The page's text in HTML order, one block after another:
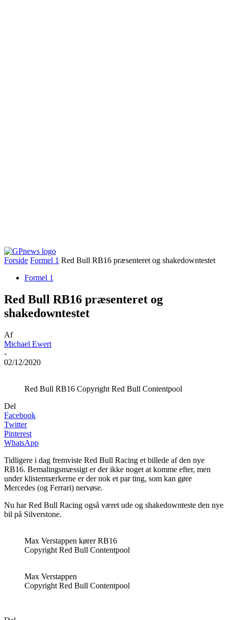
Forside Formel 1 Red Bull RB16 præsenteret og shakedowntestet
Formel 1
Red Bull RB16 præsenteret og
shakedowntestet
Af
Michael Ewert
-
02/12/2020
Red Bull RB16 Copyright Red Bull Contentpool
Del
Facebook
Twitter
Pinterest
WhatsApp
Tidligere i dag fremviste Red Bull Racing et billede af den nye
RB16. Bemalingsmæssigt er der ikke noget at komme efter, men
under klistermærkerne er der nok et par ting, som kan gøre
Mercedes (og Ferrari) nervøse.
Nu har Red Bull Racing også været ude og shakedownteste den nye
bil på Silverstone.
Max Verstappen kører RB16
Copyright Red Bull Contentpool
Max Verstappen
Copyright Red Bull Contentpool